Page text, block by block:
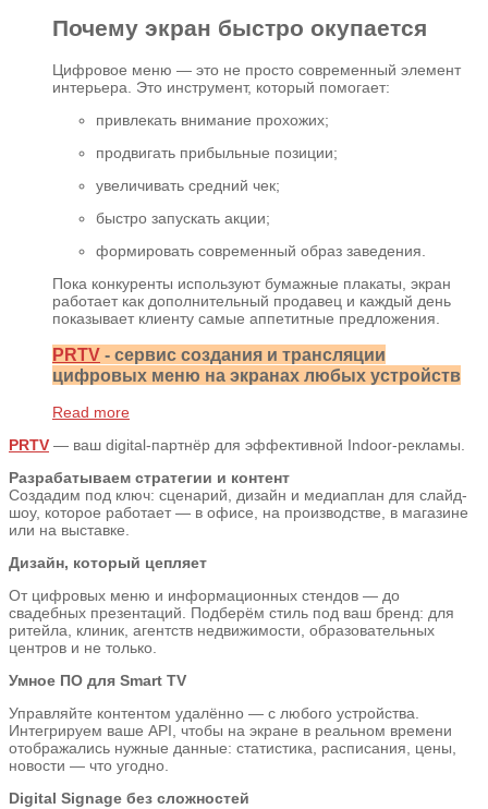
Почему экран быстро окупается
Цифровое меню — это не просто современный элемент
интерьера. Это инструмент, который помогает:
привлекать внимание прохожих;
продвигать прибыльные позиции;
увеличивать средний чек;
быстро запускать акции;
формировать современный образ заведения.
Пока конкуренты используют бумажные плакаты, экран
работает как дополнительный продавец и каждый день
показывает клиенту самые аппетитные предложения.
PRTV - сервис создания и трансляции
цифровых меню на экранах любых устройств
Read more
PRTV — ваш digital-партнёр для эффективной Indoor-рекламы.
Разрабатываем стратегии и контент
Создадим под ключ: сценарий, дизайн и медиаплан для слайд-
шоу, которое работает — в офисе, на производстве, в магазине
или на выставке.
Дизайн, который цепляет
От цифровых меню и информационных стендов — до
свадебных презентаций. Подберём стиль под ваш бренд: для
ритейла, клиник, агентств недвижимости, образовательных
центров и не только.
Умное ПО для Smart TV
Управляйте контентом удалённо — с любого устройства.
Интегрируем ваше API, чтобы на экране в реальном времени
отображались нужные данные: статистика, расписания, цены,
новости — что угодно.
Digital Signage без сложностей